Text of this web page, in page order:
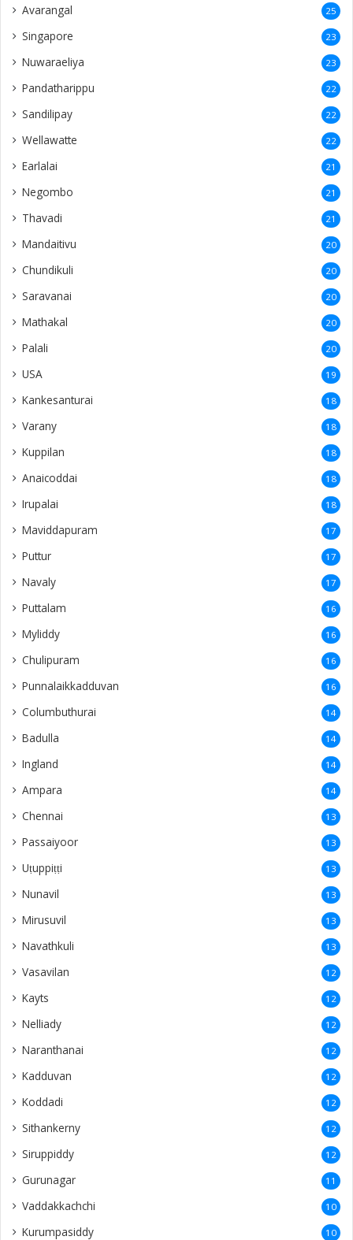
Avarangal 25
Singapore 23
Nuwaraeliya 23
Pandatharippu 22
Sandilipay 22
Wellawatte 22
Earlalai 21
Negombo 21
Thavadi 21
Mandaitivu 20
Chundikuli 20
Saravanai 20
Mathakal 20
Palali 20
USA 19
Kankesanturai 18
Varany 18
Kuppilan 18
Anaicoddai 18
Irupalai 18
Maviddapuram 17
Puttur 17
Navaly 17
Puttalam 16
Myliddy 16
Chulipuram 16
Punnalaikkadduvan 16
Columbuthurai 14
Badulla 14
Ingland 14
Ampara 14
Chennai 13
Passaiyoor 13
Uṭuppiṭṭi 13
Nunavil 13
Mirusuvil 13
Navathkuli 13
Vasavilan 12
Kayts 12
Nelliady 12
Naranthanai 12
Kadduvan 12
Koddadi 12
Sithankerny 12
Siruppiddy 12
Gurunagar 11
Vaddakkachchi 10
Kurumpasiddy 10